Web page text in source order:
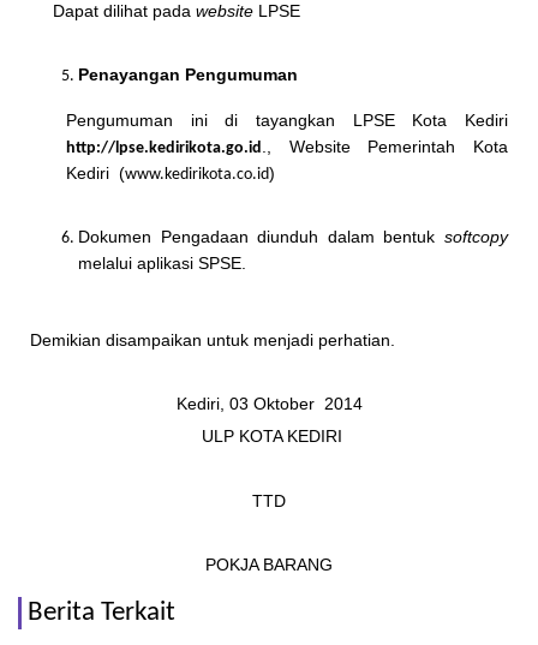
Dapat dilihat pada websiteLPSE
Penayangan Pengumuman
Pengumuman ini di tayangkan LPSE Kota Kediri
http://lpse.kedirikota.go.id ., Website Pemerintah Kota
Kediri (www.kedirikota.co.id)
Dokumen Pengadaan diunduh dalam bentuk softcopy
melalui aplikasi SPSE.
Demikian disampaikan untuk menjadi perhatian.
Kediri, 03 Oktober 2014
ULP KOTA KEDIRI
TTD
POKJA BARANG
Berita Terkait